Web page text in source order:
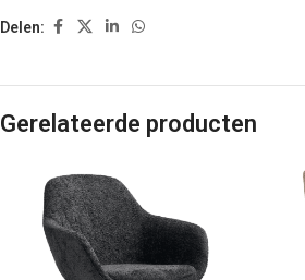
Delen:
Gerelateerde producten